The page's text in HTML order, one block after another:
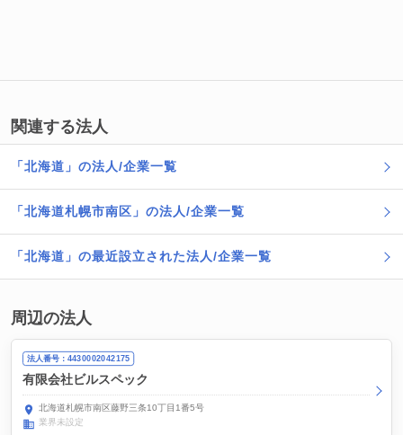
関連する法人
「北海道」の法人/企業一覧
「北海道札幌市南区」の法人/企業一覧
「北海道」の最近設立された法人/企業一覧
周辺の法人
法人番号：4430002042175
有限会社ビルスペック
北海道札幌市南区藤野三条10丁目1番5号
業界未設定